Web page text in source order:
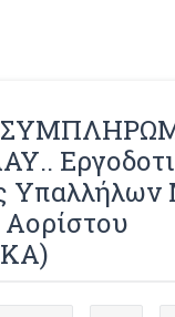
Υπαλλήλων